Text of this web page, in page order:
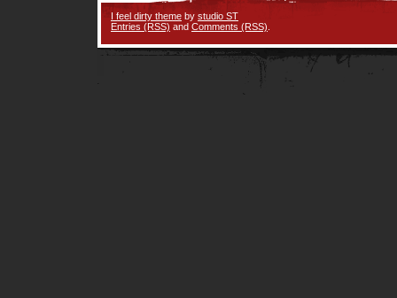
I feel dirty theme by studio ST
Entries (RSS) and Comments (RSS)